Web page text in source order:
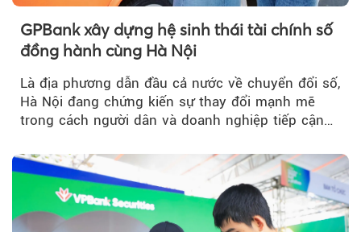
GPBank xây dựng hệ sinh thái tài chính số
đồng hành cùng Hà Nội
Là địa phương dẫn đầu cả nước về chuyển đổi số,
Hà Nội đang chứng kiến sự thay đổi mạnh mẽ
trong cách người dân và doanh nghiệp tiếp cận